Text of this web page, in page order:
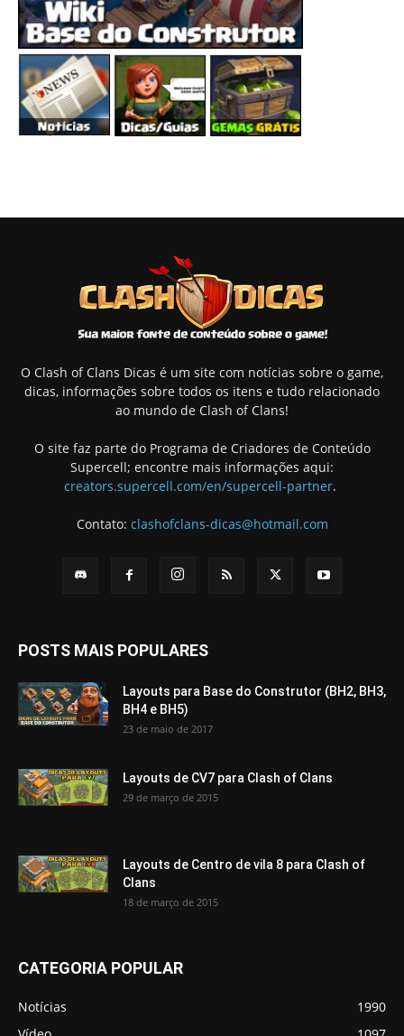
O Clash of Clans Dicas é um site com notícias sobre o game,
dicas, informações sobre todos os itens e tudo relacionado
ao mundo de Clash of Clans!
O site faz parte do Programa de Criadores de Conteúdo
Supercell; encontre mais informações aqui:
creators.supercell.com/en/supercell-partner.
Contato: clashofclans-dicas@hotmail.com
POSTS MAIS POPULARES
Layouts para Base do Construtor (BH2, BH3,
BH4 e BH5)
23 de maio de 2017
Layouts de CV7 para Clash of Clans
29 de março de 2015
Layouts de Centro de vila 8 para Clash of
Clans
18 de março de 2015
CATEGORIA POPULAR
Notícias
1990